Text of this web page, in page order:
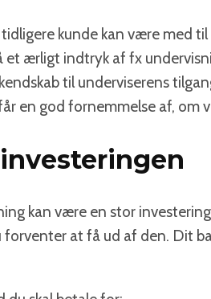
kunde kan være med
et ærligt indtryk af fx
til underviserens
en god fornemmelse af,
kan være en stor
forventer at få ud af den. Dit